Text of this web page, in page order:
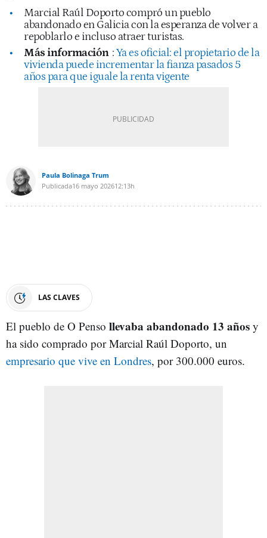
Marcial Raúl Doporto compró un pueblo
abandonado en Galicia con la esperanza de volver a
repoblarlo e incluso atraer turistas.
Más información :Ya es oficial: el propietario de la
vivienda puede incrementar la fianza pasados 5
años para que iguale la renta vigente
Paula Bolinaga Trum
Publicada16 mayo 202612:13h
LAS CLAVES
El pueblo de O Penso llevaba abandonado 13 años y
ha sido comprado por Marcial Raúl Doporto, un
empresario que vive en Londres, por 300.000 euros.